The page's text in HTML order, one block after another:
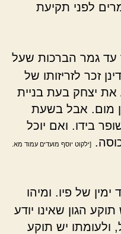
לפני תקיעת
עד גמר הברכות שעל
זכר לזריזותו של
יצחק בעת בניית
מום. אבל בשעת
בידו. ואם יוכל
[ילקוט יוסף מועדים עמוד מא.
של פיו. ומיהו
הגון שאינו יודע
ולעומתו יש תוקע